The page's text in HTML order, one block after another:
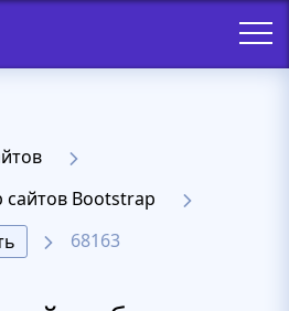
сайтов Bootstrap
68163